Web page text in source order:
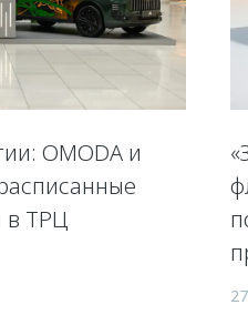
OMODA и
в ТРЦ